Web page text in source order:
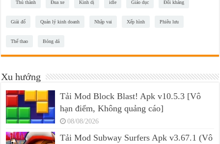
Thủ thành Đua xe Kinh dị idle Giáo dục Đối kháng
Giải đố Quản lý kinh doanh Nhập vai Xếp hình Phiêu lưu
Thể thao Bóng đá
Xu hướng
Tải Mod Block Blast! Apk v10.5.3 [Vô
hạn điểm, Không quảng cáo]
08/08/2026
Tải Mod Subway Surfers Apk v3.67.1 (Vô